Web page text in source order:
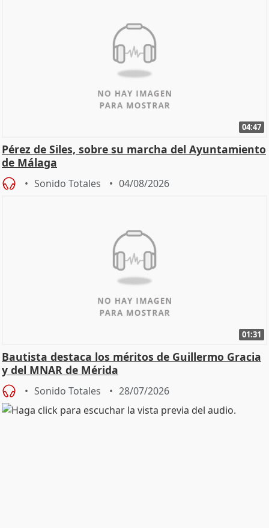
04:47
Pérez de Siles, sobre su marcha del Ayuntamiento
de Málaga
Sonido Totales 04/08/2026
01:31
Bautista destaca los méritos de Guillermo Gracia
y del MNAR de Mérida
Sonido Totales 28/07/2026